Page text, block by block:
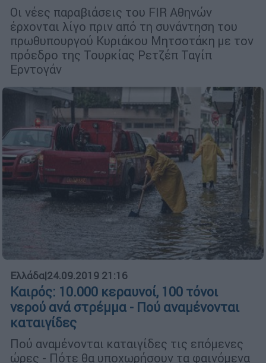
Οι νέες παραβιάσεις του FIR Αθηνών
έρχονται λίγο πριν από τη συνάντηση του
πρωθυπουργού Κυριάκου Μητσοτάκη με τον
πρόεδρο της Τουρκίας Ρετζέπ Ταγίπ
Ερντογάν
Ελλάδα|24.09.2019 21:16
Καιρός: 10.000 κεραυνοί, 100 τόνοι
νερού ανά στρέμμα - Πού αναμένονται
καταιγίδες
Πού αναμένονται καταιγίδες τις επόμενες
ώρες - Πότε θα υποχωρήσουν τα φαινόμενα